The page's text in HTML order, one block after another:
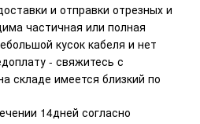
и отправки отрезных и
частичная или полная
кусок кабеля и нет
- свяжитесь с
складе имеется близкий по
14дней согласно